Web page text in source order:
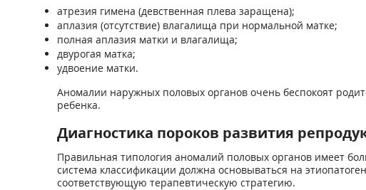
атрезия гимена (девственная плева заращена);
аплазия (отсутствие) влагалища при нормальной матке;
полная аплазия матки и влагалища;
двурогая матка;
удвоение матки.
Аномалии наружных половых органов очень беспокоят
ребенка.
Диагностика пороков развития
Правильная типология аномалий половых органов имеет
система классификации должна основываться на
соответствующую терапевтическую стратегию.